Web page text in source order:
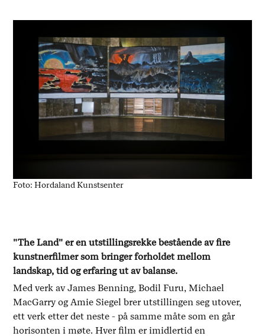
Foto: Hordaland Kunstsenter
"The Land" er en utstillingsrekke bestående av fire
kunstnerfilmer som bringer forholdet mellom
landskap, tid og erfaring ut av balanse.
Med verk av James Benning, Bodil Furu, Michael
MacGarry og Amie Siegel brer utstillingen seg utover,
ett verk etter det neste - på samme måte som en går
horisonten i møte. Hver film er imidlertid en